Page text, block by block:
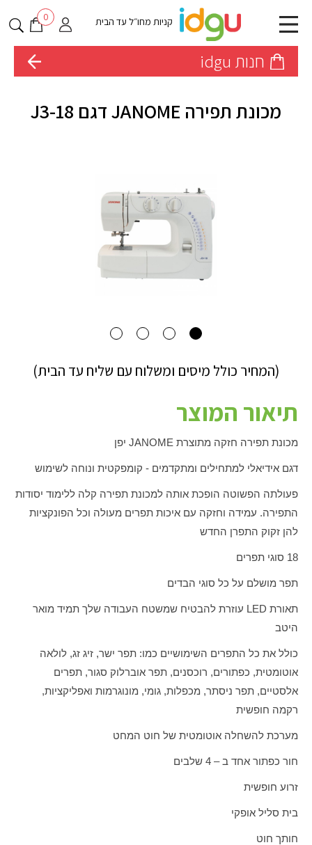
קניות מחו״ל עד הבית 0
חנות idgu
מכונת תפירה JANOME דגם J3-18
(המחיר כולל מיסים ומשלוח עם שליח עד הבית)
תיאור המוצר
מכונת תפירה חזקה מתוצרת JANOME יפן
דגם אידיאלי למתחילים ומתקדמים - קומפקטית ונוחה לשימוש
פעולתה הפשוטה הופכת אותה למכונת תפירה קלה ללימוד יסודות
התפירה. עמידה וחזקה עם איכות תפרים מעולה וכל הפונקציות
להן זקוק התפרן החדש
18 סוגי תפרים
תפר מושלם על כל סוגי הבדים
תאורת LED עוזרת להבטיח שמשטח העבודה שלך תמיד מואר
היטב
כולל את כל התפרים השימושיים כמו: תפר ישר, זיג זג, לולאה
אוטומטית, כפתורים, רוכסנים, תפר אוברלוק סגור, תפרים
אלסטיים, תפר ניסתר, מכפלות, גומי, מונוגרמות ואפליקציות,
רקמה חופשית
מערכת להשחלה אוטומטית של חוט המחט
חור כפתור אחד ב – 4 שלבים
זרוע חופשית
בית סליל אופקי
חותך חוט